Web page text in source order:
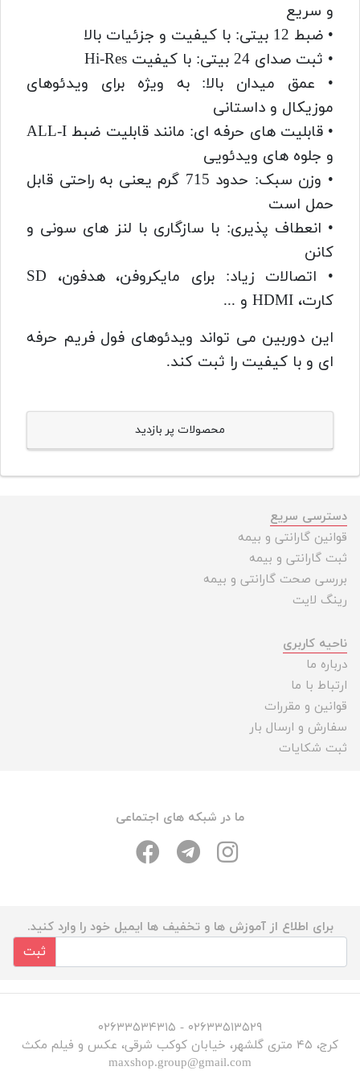
و سریع
‌• ضبط 12 بیتی: با کیفیت و جزئیات بالا
• ثبت صدای 24 بیتی: با کیفیت Hi-Res
‌• عمق میدان بالا: به ویژه برای ویدئوهای
موزیکال و داستانی
‌• قابلیت های حرفه ای: مانند قابلیت ضبط ALL-I
و جلوه های ویدئویی
‌• وزن سبک: حدود 715 گرم یعنی به راحتی قابل
حمل است
‌• انعطاف پذیری: با سازگاری با لنز های سونی و
کانن
‌• اتصالات زیاد: برای مایکروفن، هدفون، SD
کارت، HDMI و ...
این دوربین می تواند ویدئوهای فول فریم حرفه
ای و با کیفیت را ثبت کند.
محصولات پر بازدید
دسترسی سریع
قوانین گارانتی و بیمه
ثبت گارانتی و بیمه
بررسی صحت گارانتی و بیمه
رینگ لایت
ناحیه کاربری
درباره ما
ارتباط با ما
قوانین و مقررات
سفارش و ارسال بار
ثبت شکایات
ما در شبکه های اجتماعی
برای اطلاع از آموزش ها و تخفیف ها ایمیل خود را وارد کنید.
ثبت
۰۲۶۳۳۵۱۳۵۲۹ - ۰۲۶۳۳۵۳۴۳۱۵
کرج، ۴۵ متری گلشهر، خیابان کوکب شرقی، عکس و فیلم مکث
maxshop.group@gmail.com